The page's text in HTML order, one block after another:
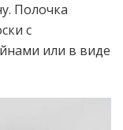
Полочка
с
или в виде